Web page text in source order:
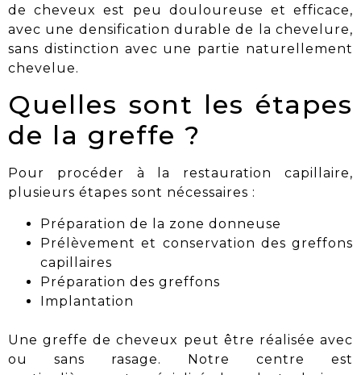
de cheveux est peu douloureuse et efficace,
avec une densification durable de la chevelure,
sans distinction avec une partie naturellement
chevelue.
Quelles sont les étapes
de la greffe ?
Pour procéder à la restauration capillaire,
plusieurs étapes sont nécessaires :
Préparation de la zone donneuse
Prélèvement et conservation des greffons
capillaires
Préparation des greffons
Implantation
Une greffe de cheveux peut être réalisée avec
ou sans rasage. Notre centre est